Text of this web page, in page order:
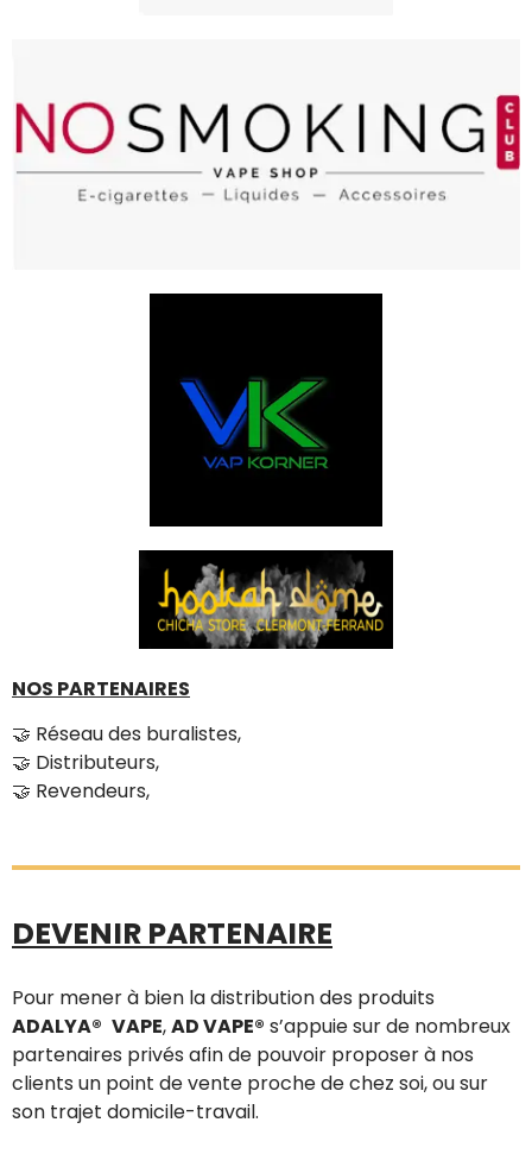
NOS PARTENAIRES
🤝 Réseau des buralistes,
🤝 Distributeurs,
🤝 Revendeurs,
DEVENIR PARTENAIRE
Pour mener à bien la distribution des produits
ADALYA® VAPE,AD VAPE® s’appuie sur de nombreux
partenaires privés afin de pouvoir proposer à nos
clients un point de vente proche de chez soi, ou sur
son trajet domicile-travail.